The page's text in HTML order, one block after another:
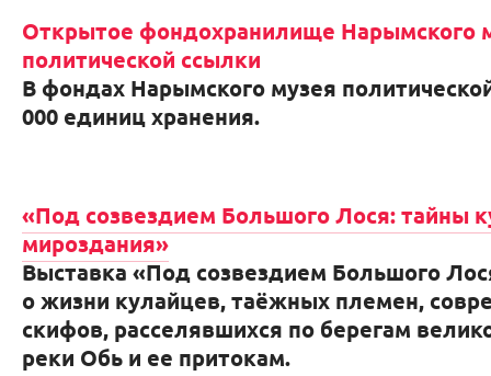
Открытое фондохранилище Нарымского
политической ссылки
В фондах Нарымского музея
000 единиц хранения.
«Под созвездием Большого Лося: тайны
мироздания»
Выставка «Под созвездием Большого
о жизни кулайцев, таёжных племен,
скифов, расселявшихся по берегам
реки Обь и ее притокам.